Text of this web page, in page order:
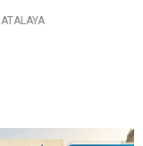
ATALAYA